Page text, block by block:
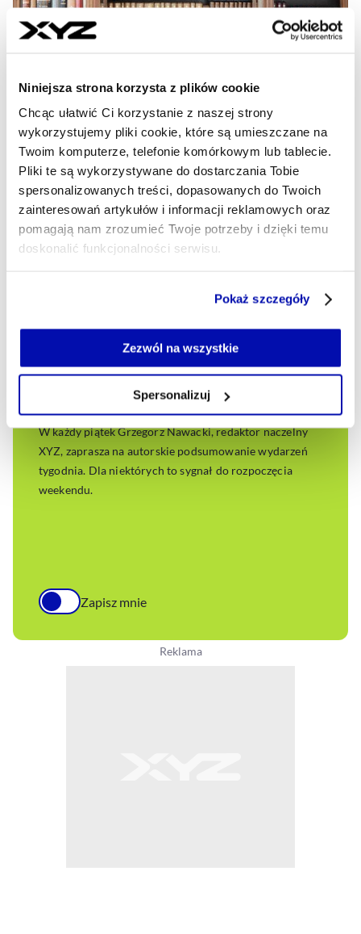
Niniejsza strona korzysta z plików cookie
Chcąc ułatwić Ci korzystanie z naszej strony
wykorzystujemy pliki cookie, które są umieszczane na
Twoim komputerze, telefonie komórkowym lub tablecie.
Pliki te są wykorzystywane do dostarczania Tobie
spersonalizowanych treści, dopasowanych do Twoich
zainteresowań artykułów i informacji reklamowych oraz
pomagają nam zrozumieć Twoje potrzeby i dzięki temu
doskonalić funkcjonalności serwisu.
Jeżeli nie wyrażasz zgody na zapisywanie plików cookie,
możesz łatwo zarządzać swoimi uprawnieniami, np. we
własnej przeglądarce internetowej lub po wybraniu opcji
Polityce Prywatności
Pokaż szczegóły
Zezwól na wszystkie
Spersonalizuj
Słowniczek nieoczywistych, ale
ważnych pojęć ekonomicznych
Gospodarka to żywy organizm, w którym teoretyczne
definicje spotykają się z naszymi codziennymi wyborami
przy sklepowych półkach czy bankowych okienkach. Ich
zrozumienie pozwala dostrzec niewidzialne nici łączące
globalne rynki z zasobnością naszych portfeli. Niniejsze
zestawienie rzuca światło na ważne zjawiska, od